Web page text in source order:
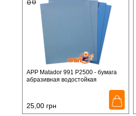
APP Matador 991 P2500 - бумага
абразивная водостойкая
25,00 грн